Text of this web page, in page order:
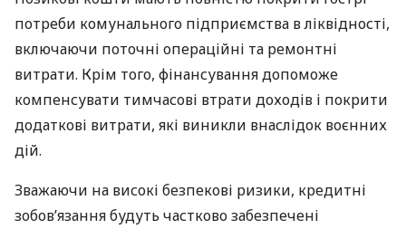
потреби комунального підприємства в ліквідності,
включаючи поточні операційні та ремонтні
витрати. Крім того, фінансування допоможе
компенсувати тимчасові втрати доходів і покрити
додаткові витрати, які виникли внаслідок воєнних
дій.
Зважаючи на високі безпекові ризики, кредитні
зобов’язання будуть частково забезпечені